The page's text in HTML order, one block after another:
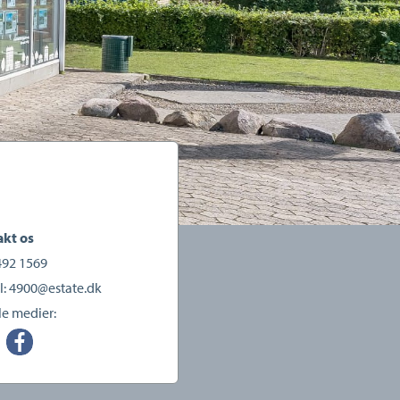
os
1569
4900@estate.dk
medier: